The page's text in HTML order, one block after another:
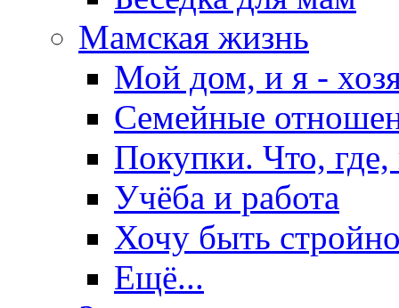
Мамская жизнь
Мой дом, и я -
Семейные
Покупки. Что, где,
Учёба и работа
Хочу быть
Ещё...